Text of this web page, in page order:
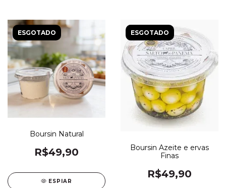
ESGOTADO
Boursin Natural
R$49,90
ESPIAR
ESGOTADO
Boursin Azeite e ervas
Finas
R$49,90